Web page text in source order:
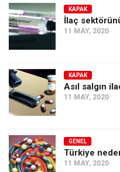
Dosyalar
KAPAK
İlaç
11 MAY, 2020
KAPAK
Asıl salgın
11 MAY, 2020
GENEL
Türkiye
11 MAY, 2020